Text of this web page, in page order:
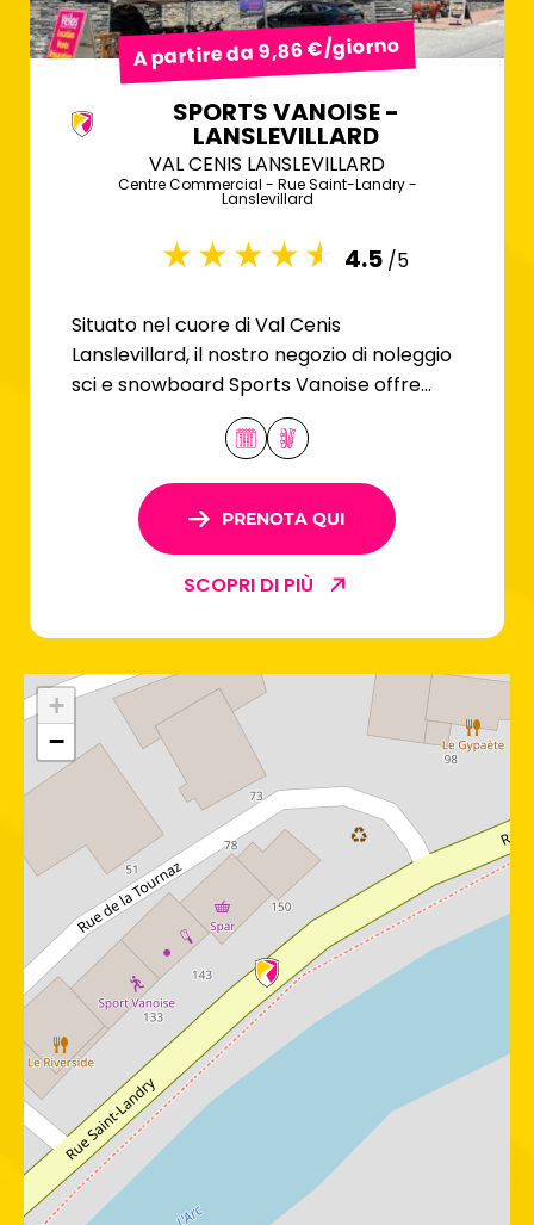
A partire da 9,86 €/giorno
SPORTS VANOISE -
LANSLEVILLARD
VAL CENIS LANSLEVILLARD
Centre Commercial - Rue Saint-Landry -
Lanslevillard
4.5 /5
Situato nel cuore di Val Cenis
Lanslevillard, il nostro negozio di noleggio
sci e snowboard Sports Vanoise offre
attrezzatura per tutta la famiglia al
PRENOTA QUI
SCOPRI DI PIÙ
+
−